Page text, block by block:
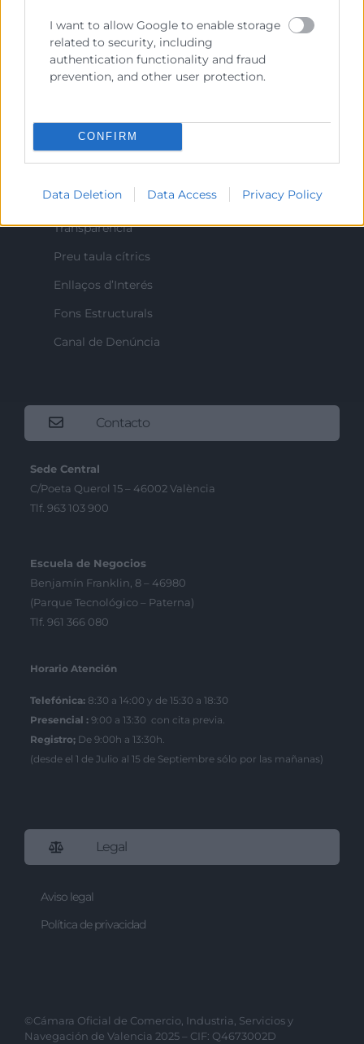
I want to allow Google to enable storage
related to security, including
authentication functionality and fraud
prevention, and other user protection.
CONFIRM
Data Deletion Data Access Privacy Policy
Contacto
Recursos
Perfil del contractant
Transparència
Preu taula cítrics
Enllaços d’Interés
Fons Estructurals
Canal de Denúncia
Contacto
Sede Central
C/Poeta Querol 15 – 46002 València
Tlf. 963 103 900
Escuela de Negocios
Benjamín Franklin, 8 – 46980
(Parque Tecnológico – Paterna)
Tlf. 961 366 080
Horario Atención
Telefónica: 8:30 a 14:00 y de 15:30 a 18:30
Presencial : 9:00 a 13:30 con cita previa.
Registro; De 9:00h a 13:30h.
(desde el 1 de Julio al 15 de Septiembre sólo por las mañanas)
Legal
Aviso legal
Política de privacidad
©Cámara Oficial de Comercio, Industria, Servicios y
Navegación de Valencia 2025 – CIF: Q4673002D